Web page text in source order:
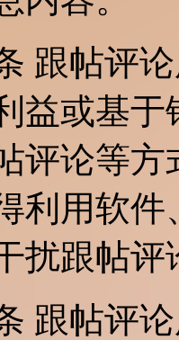
跟帖评
益或基
评论等方
利用软
扰跟帖
跟帖评